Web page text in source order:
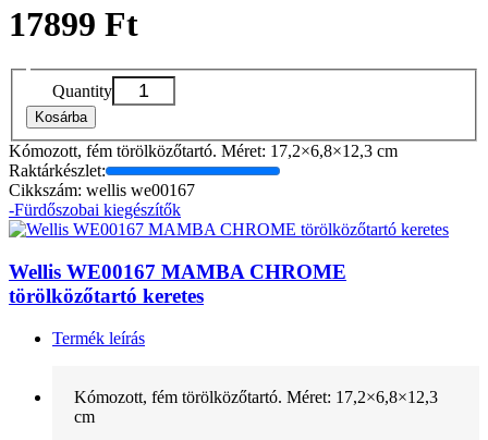
17899 Ft
Quantity
Kosárba
Kómozott, fém törölközőtartó. Méret: 17,2×6,8×12,3 cm
Raktárkészlet:
Cikkszám: wellis we00167
-Fürdőszobai kiegészítők
Wellis WE00167 MAMBA CHROME
törölközőtartó keretes
Termék leírás
Kómozott, fém törölközőtartó. Méret: 17,2×6,8×12,3
cm